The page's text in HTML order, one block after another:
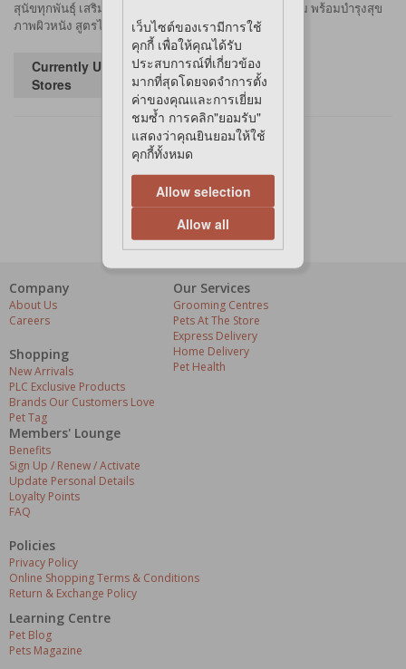
สุนัขทุกพันธุ์ เสริมสร้างเส้นขนให้หนาแน่น นุ่มและเงางาม พร้อมบำรุงสุข
ภาพผิวหนัง สูตรไก่และข้าว
Currently Unavailable in
Stores
Company
About Us
Careers
Shopping
New Arrivals
PLC Exclusive Products
Brands Our Customers Love
Pet Tag
Our Services
Grooming Centres
Pets At The Store
Express Delivery
Home Delivery
Pet Health
Members' Lounge
Benefits
Sign Up / Renew / Activate
Update Personal Details
Loyalty Points
FAQ
Policies
Privacy Policy
Online Shopping Terms & Conditions
Return & Exchange Policy
Learning Centre
Pet Blog
Pets Magazine
เว็บไซต์ของเรามีการใช้
คุกกี้ เพื่อให้คุณได้รับ
ประสบการณ์ที่เกี่ยวข้อง
มากที่สุดโดยจดจำการตั้ง
ค่าของคุณและการเยี่ยม
ชมซ้ำ การคลิก"ยอมรับ"
แสดงว่าคุณยินยอมให้ใช้
คุกกี้ทั้งหมด
Allow selection
Allow all